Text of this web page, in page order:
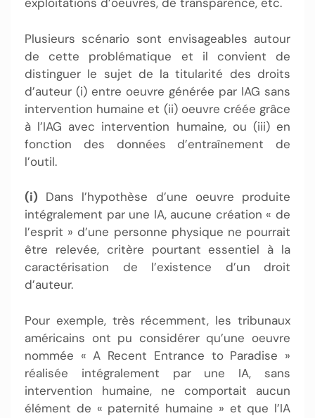
exploitations d’oeuvres, de transparence, etc.
Plusieurs scénario sont envisageables autour
de cette problématique et il convient de
distinguer le sujet de la titularité des droits
d’auteur (i) entre oeuvre générée par IAG sans
intervention humaine et (ii) oeuvre créée grâce
à l’IAG avec intervention humaine, ou (iii) en
fonction des données d’entraînement de
l’outil.
(i) Dans l’hypothèse d’une oeuvre produite
intégralement par une IA, aucune création « de
l’esprit » d’une personne physique ne pourrait
être relevée, critère pourtant essentiel à la
caractérisation de l’existence d’un droit
d’auteur.
Pour exemple, très récemment, les tribunaux
américains ont pu considérer qu’une oeuvre
nommée « A Recent Entrance to Paradise »
réalisée intégralement par une IA, sans
intervention humaine, ne comportait aucun
élément de « paternité humaine » et que l’IA